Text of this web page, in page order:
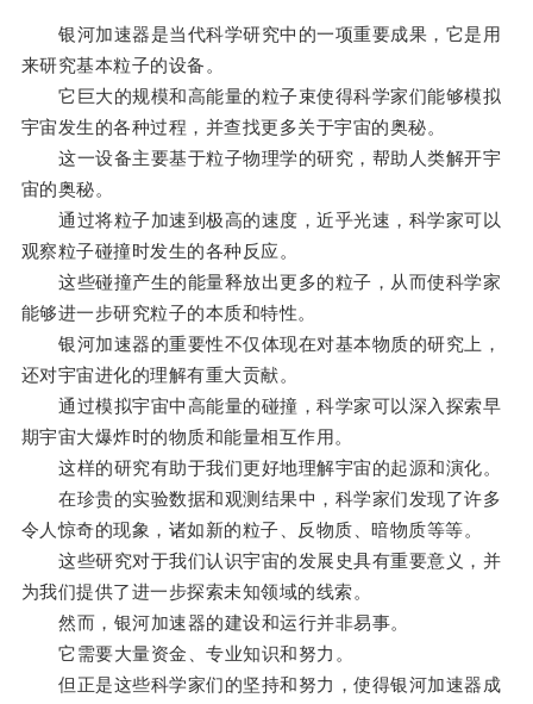
银河加速器是当代科学研究中的一项重要成果，它是用
来研究基本粒子的设备。
它巨大的规模和高能量的粒子束使得科学家们能够模拟
宇宙发生的各种过程，并查找更多关于宇宙的奥秘。
这一设备主要基于粒子物理学的研究，帮助人类解开宇
宙的奥秘。
通过将粒子加速到极高的速度，近乎光速，科学家可以
观察粒子碰撞时发生的各种反应。
这些碰撞产生的能量释放出更多的粒子，从而使科学家
能够进一步研究粒子的本质和特性。
银河加速器的重要性不仅体现在对基本物质的研究上，
还对宇宙进化的理解有重大贡献。
通过模拟宇宙中高能量的碰撞，科学家可以深入探索早
期宇宙大爆炸时的物质和能量相互作用。
这样的研究有助于我们更好地理解宇宙的起源和演化。
在珍贵的实验数据和观测结果中，科学家们发现了许多
令人惊奇的现象，诸如新的粒子、反物质、暗物质等等。
这些研究对于我们认识宇宙的发展史具有重要意义，并
为我们提供了进一步探索未知领域的线索。
然而，银河加速器的建设和运行并非易事。
它需要大量资金、专业知识和努力。
但正是这些科学家们的坚持和努力，使得银河加速器成